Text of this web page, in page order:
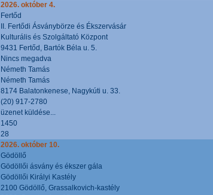
2026. október 4.
Fertőd
II. Fertődi Ásványbörze és Ékszervásár
Kulturális és Szolgáltató Központ
9431 Fertőd, Bartók Béla u. 5.
Nincs megadva
Németh Tamás
Németh Tamás
8174 Balatonkenese, Nagykúti u. 33.
(20) 917-2780
üzenet küldése...
1450
28
2026. október 10.
Gödöllő
Gödöllői ásvány és ékszer gála
Gödöllői Királyi Kastély
2100 Gödöllő, Grassalkovich-kastély